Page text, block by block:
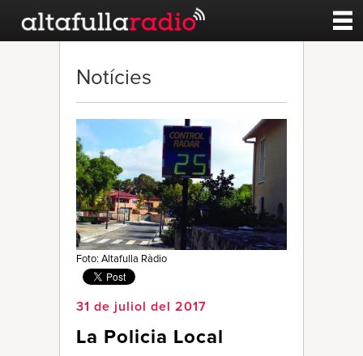
Esports
Noticies
Qui Som
Notícies
Foto: Altafulla Ràdio
31 de juliol del 2017
La Policia Local